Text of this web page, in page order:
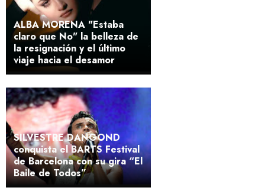
ALBA MORENA "Estaba
claro que No" la belleza de
la resignación y el último
viaje hacia el desamor
SILVESTRE DANGOND
conquista el BARTS Festival
de Barcelona con su gira “El
Baile de Todos”